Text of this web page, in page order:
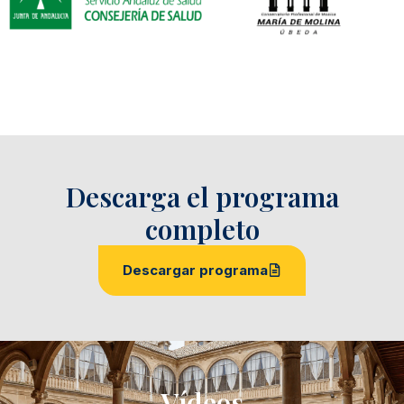
Descarga el programa
completo
Descargar programa